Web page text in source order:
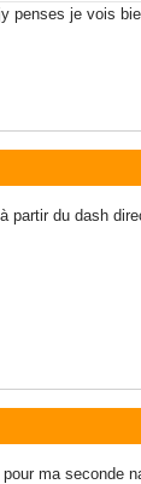
je vois
du dash
ma seconde